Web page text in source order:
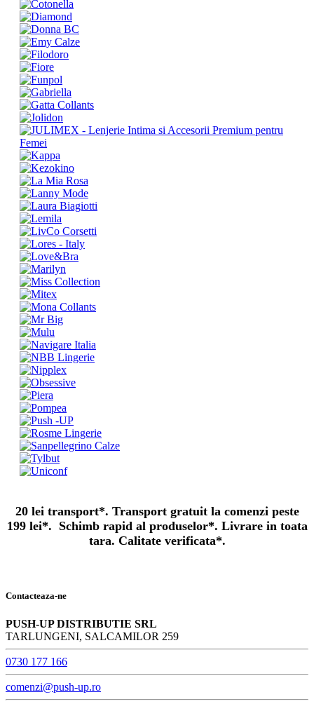
20 lei transport*. Transport gratuit la comenzi peste
199 lei*. Schimb rapid al produselor*. Livrare in toata
tara. Calitate verificata*.
Contacteaza-ne
PUSH-UP DISTRIBUTIE SRL
TARLUNGENI, SALCAMILOR 259
0730 177 166
comenzi@push-up.ro